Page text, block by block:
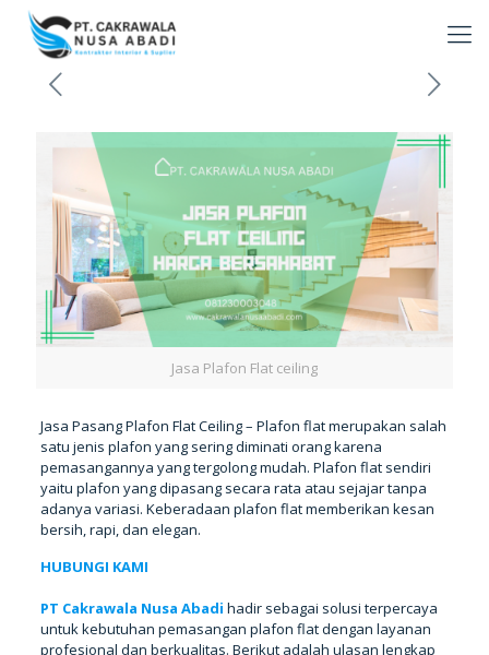
Jasa Plafon Flat ceiling
Jasa Pasang Plafon Flat Ceiling – Plafon flat merupakan salah
satu jenis plafon yang sering diminati orang karena
pemasangannya yang tergolong mudah. Plafon flat sendiri
yaitu plafon yang dipasang secara rata atau sejajar tanpa
adanya variasi. Keberadaan plafon flat memberikan kesan
bersih, rapi, dan elegan.
PT Cakrawala Nusa Abadi hadir sebagai solusi terpercaya
untuk kebutuhan pemasangan plafon flat dengan layanan
profesional dan berkualitas. Berikut adalah ulasan lengkap